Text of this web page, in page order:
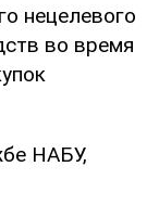
нецелевого
во время
НАБУ,